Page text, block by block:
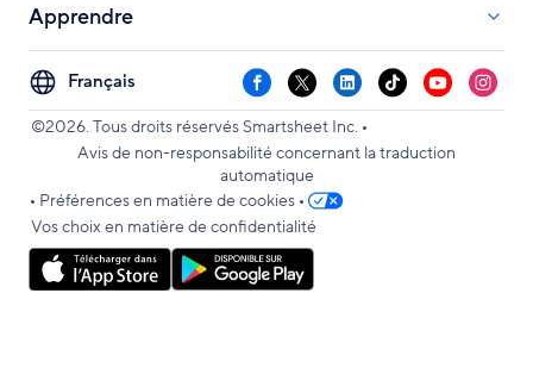
Apprendre
Select
your
language
Facebook
X LinkedInTikTokYouTube
©2026. Tous droits réservés Smartsheet Inc. •
Avis de non-responsabilité concernant la traduction
automatique
• Préférences en matière de cookies •
Vos choix en matière de confidentialité